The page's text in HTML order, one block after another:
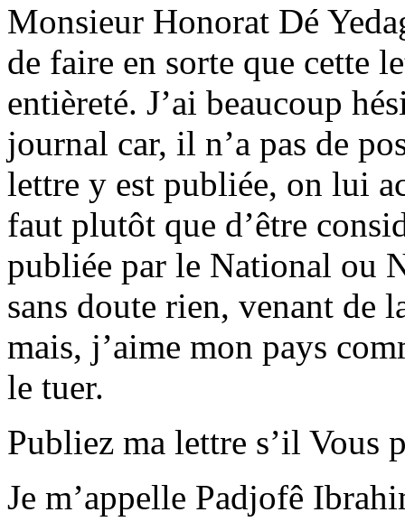
Monsieur Honorat Dé
de faire en sorte que cette
entièreté. J’ai beaucoup
journal car, il n’a pas de
lettre y est publiée, on lui
faut plutôt que d’être
publiée par le National ou
sans doute rien, venant de
mais, j’aime mon pays
le tuer.
Publiez ma lettre s’il Vous
Je m’appelle Padjofê